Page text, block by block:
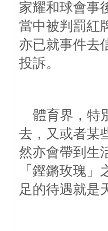
家耀和球會事
當中被判罰紅
亦已就事件去
投訴。
體育界，特
去，又或者某
然亦會帶到生
「鏗鏘玫瑰
足的待遇就是